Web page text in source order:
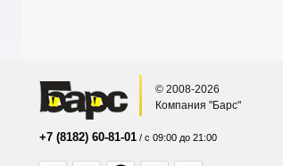
© 2008-2026
Компания "Барс"
+7 (8182) 60-81-01 / с 09:00 до 21:00